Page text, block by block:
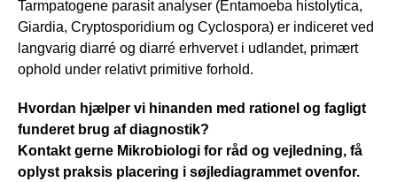
Tarmpatogene parasit analyser (Entamoeba histolytica,
Giardia, Cryptosporidium og Cyclospora) er indiceret ved
langvarig diarré og diarré erhvervet i udlandet, primært
ophold under relativt primitive forhold.
Hvordan hjælper vi hinanden med rationel og fagligt
funderet brug af diagnostik?
Kontakt gerne Mikrobiologi for råd og vejledning, få
oplyst praksis placering i søjlediagrammet ovenfor.